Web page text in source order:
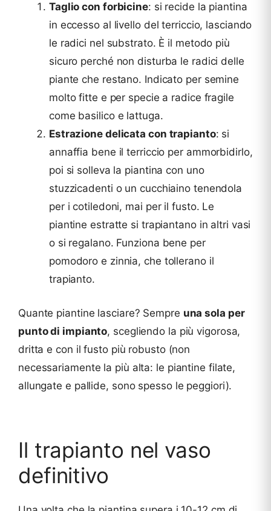
Taglio con forbicine: si recide la piantina
in eccesso al livello del terriccio, lasciando
le radici nel substrato. È il metodo più
sicuro perché non disturba le radici delle
piante che restano. Indicato per semine
molto fitte e per specie a radice fragile
come basilico e lattuga.
Estrazione delicata con trapianto: si
annaffia bene il terriccio per ammorbidirlo,
poi si solleva la piantina con uno
stuzzicadenti o un cucchiaino tenendola
per i cotiledoni, mai per il fusto. Le
piantine estratte si trapiantano in altri vasi
o si regalano. Funziona bene per
pomodoro e zinnia, che tollerano il
trapianto.
Quante piantine lasciare? Sempre una sola per
punto di impianto, scegliendo la più vigorosa,
dritta e con il fusto più robusto (non
necessariamente la più alta: le piantine filate,
allungate e pallide, sono spesso le peggiori).
Il trapianto nel vaso
definitivo